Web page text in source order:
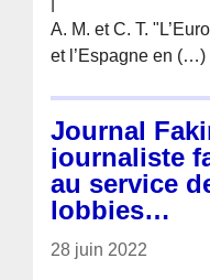
A. M. et C. T.
et l’Espagne en (…)
Journal
journaliste
au service
lobbies…
28 juin 2022